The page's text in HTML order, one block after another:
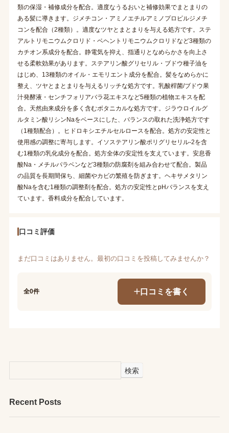
類の保湿・補修成分を配合。適度なうるおいと補修効果でまとまりの
ある髪に導きます。ジメチコン・アミノエチルアミノプロピルジメチ
コンを配合（2種類）。適度なツヤとまとまりを与える処方です。ステ
アルトリモニウムクロリド・ベヘントリモニウムクロリドなど3種類の
カチオン系成分を配合。静電気を抑え、指通りとなめらかさを向上さ
せる柔軟効果があります。ステアリン酸グリセリル・ブドウ種子油を
はじめ、13種類のオイル・エモリエント成分を配合。髪をなめらかに
整え、ツヤとまとまりを与えるリッチな処方です。乳酸桿菌/ブドウ果
汁発酵液・センチフォリアバラ花エキスなど5種類の植物エキスを配
合。天然由来成分を多く含むボタニカルな処方です。ジラウロイルグ
ルタミン酸リシンNaをベースにした、バランスの取れた洗浄処方です
（1種類配合）。ヒドロキシエチルセルロースを配合。処方の安定性と
使用感の調整に寄与します。イソステアリン酸ポリグリセリル-2を含
む1種類の乳化成分を配合。処方全体の安定性を支えています。安息香
酸Na・メチルパラベンなど3種類の防腐剤を組み合わせて配合。製品
の品質を長期間保ち、細菌やカビの繁殖を防ぎます。ヘキサメタリン
酸Naを含む1種類の調整剤を配合。処方の安定性とpHバランスを支え
ています。香料成分を配合しています。
口コミ評価
まだ口コミはありません。最初の口コミを投稿してみませんか？
全0件 口コミを書く
検索
Recent Posts